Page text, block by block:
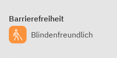
Barrierefreiheit
Blindenfreundlich